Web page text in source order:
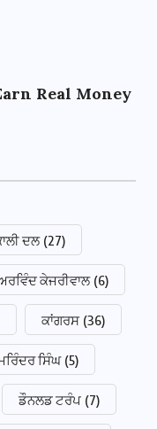
Real Money
ਦਲ (27)
ਕੇਜਰੀਵਾਲ (6)
ਕਾਂਗਰਸ (36)
ਸਿੰਘ (5)
ਡੌਨਲਡ ਟਰੰਪ (7)